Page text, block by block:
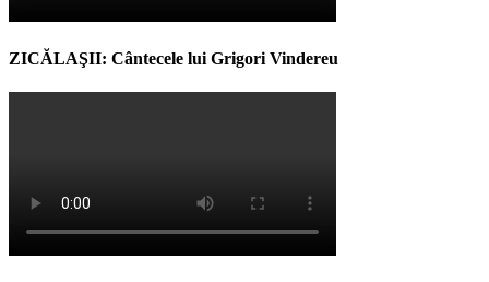
ZICĂLAŞII: Cântecele lui Grigori Vindereu